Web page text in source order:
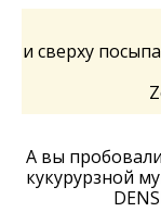
и сверху
А вы
кукурурзной